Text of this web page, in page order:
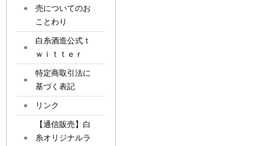
売についてのお
ことわり
白糸酒造公式ｔ
ｗｉｔｔｅｒ
特定商取引法に
基づく表記
リンク
【通信販売】白
糸オリジナルラ